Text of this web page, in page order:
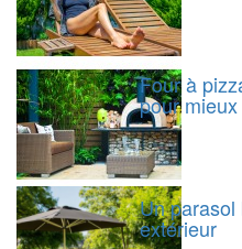
Four à
pour
Un parasol
extérieur